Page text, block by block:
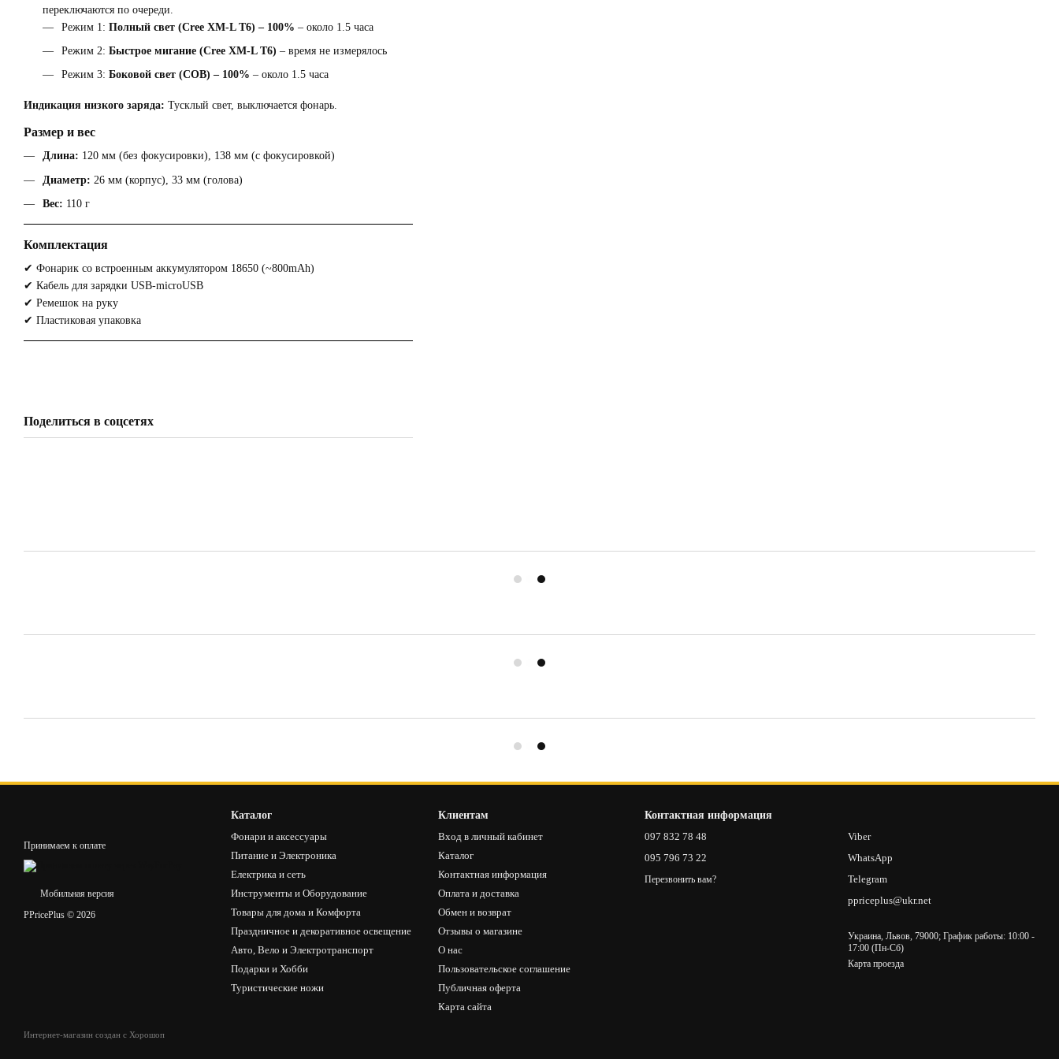
переключаются по очереди.
Режим 1: Полный свет (Cree XM-L T6) – 100% – около 1.5 часа
Режим 2: Быстрое мигание (Cree XM-L T6) – время не измерялось
Режим 3: Боковой свет (COB) – 100% – около 1.5 часа
Индикация низкого заряда: Тусклый свет, выключается фонарь.
Размер и вес
Длина: 120 мм (без фокусировки), 138 мм (с фокусировкой)
Диаметр: 26 мм (корпус), 33 мм (голова)
Вес: 110 г
Комплектация
✔ Фонарик со встроенным аккумулятором 18650 (~800mAh)
✔ Кабель для зарядки USB-microUSB
✔ Ремешок на руку
✔ Пластиковая упаковка
Поделиться в соцсетях
Принимаем к оплате
Мобильная версия
PPricePlus © 2026
Интернет-магазин создан с Хорошоп
Каталог
Фонари и аксессуары
Питание и Электроника
Електрика и сеть
Инструменты и Оборудование
Товары для дома и Комфорта
Праздничное и декоративное освещение
Авто, Вело и Электротранспорт
Подарки и Хобби
Туристические ножи
Клиентам
Вход в личный кабинет
Каталог
Контактная информация
Оплата и доставка
Обмен и возврат
Отзывы о магазине
О нас
Пользовательское соглашение
Публичная оферта
Карта сайта
Контактная информация
097 832 78 48
095 796 73 22
Перезвонить вам?
Viber
WhatsApp
Telegram
ppriceplus@ukr.net
Украина, Львов, 79000; График работы: 10:00 -
17:00 (Пн-Сб)
Карта проезда